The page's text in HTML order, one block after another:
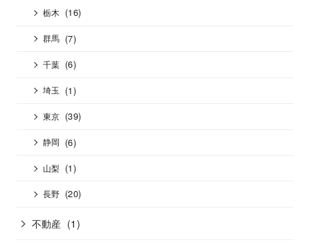
栃木 (16)
群馬 (7)
千葉 (6)
埼玉 (1)
東京 (39)
静岡 (6)
山梨 (1)
長野 (20)
不動産 (1)